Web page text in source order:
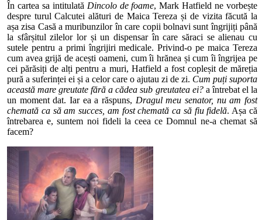
În cartea sa intitulată Dincolo de foame, Mark Hatfield ne vorbește
despre turul Calcutei alături de Maica Tereza și de vizita făcută la
așa zisa Casă a muribunzilor în care copii bolnavi sunt îngrijiți până
la sfârșitul zilelor lor și un dispensar în care săraci se alienau cu
sutele pentru a primi îngrijiri medicale. Privind-o pe maica Tereza
cum avea grijă de acești oameni, cum îi hrănea și cum îi îngrijea pe
cei părăsiți de alți pentru a muri, Hatfield a fost copleșit de măreția
pură a suferinței ei și a celor care o ajutau zi de zi. Cum puți suporta
această mare greutate fără a cădea sub greutatea ei? a întrebat el la
un moment dat. Iar ea a răspuns, Dragul meu senator, nu am fost
chemată ca să am succes, am fost chemată ca să fiu fidelă. Așa că
întrebarea e, suntem noi fideli la ceea ce Domnul ne-a chemat să
facem?